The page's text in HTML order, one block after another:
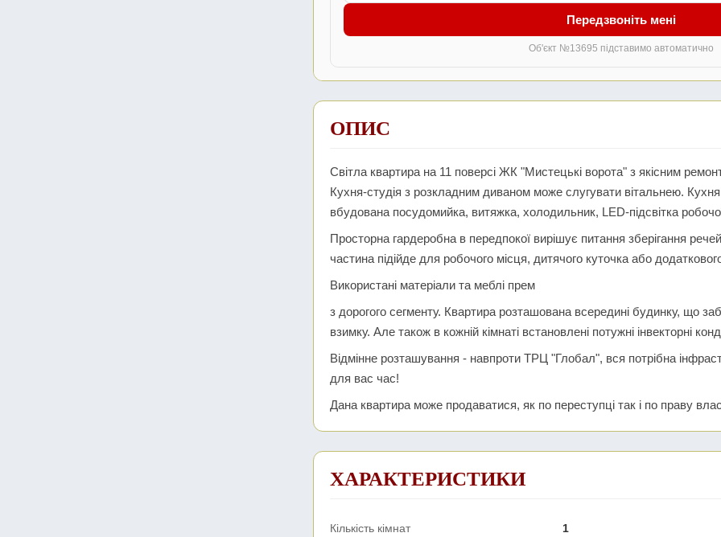
Передзвоніть мені
Об'єкт №13695 підставимо автоматично
ОПИС
Світла квартира на 11 поверсі ЖК "Мистецькі ворота" з якісним
Кухня-студія з розкладним диваном може слугувати вітальнею.
вбудована посудомийка, витяжка, холодильник, LED-підсвітка
Просторна гардеробна в передпокої вирішує питання зберігання
частина підійде для робочого місця, дитячого куточка або
Використані матеріали та меблі прем
з дорогого сегменту. Квартира розташована всередині будинку, що
взимку. Але також в кожній кімнаті встановлені потужні інвекторні
Відмінне розташування - навпроти ТРЦ "Глобал", вся потрібна
для вас час!
Дана квартира може продаватися, як по переступці так і по праву
ХАРАКТЕРИСТИКИ
Кількість кімнат 1